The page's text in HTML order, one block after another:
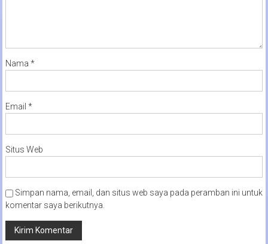
Nama *
Email *
Situs Web
Simpan nama, email, dan situs web saya pada peramban ini untuk
komentar saya berikutnya.